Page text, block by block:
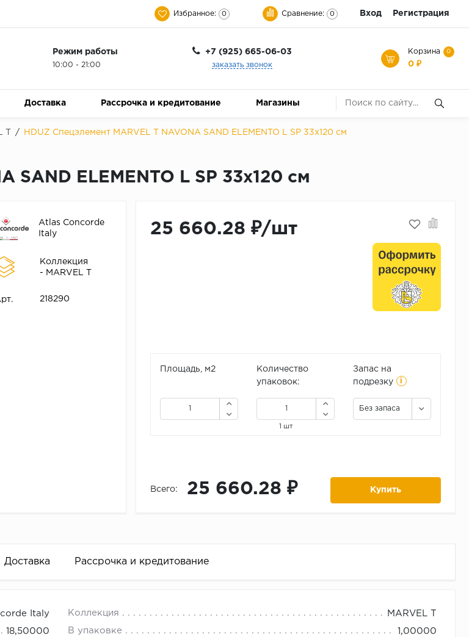
Избранное: 0 Сравнение: 0 Вход Регистрация
Режим работы
10:00 - 21:00
+7 (925) 665-06-03
заказать звонок
Корзина 0
0 ₽
Доставка Рассрочка и кредитование Магазины
T / HDUZ Спецэлемент MARVEL T NAVONA SAND ELEMENTO L SP 33x120 см
SAND ELEMENTO L SP 33x120 см
Atlas Concorde
Italy
Коллекция
- MARVEL T
218290
25 660.28 ₽/шт
Площадь, м2
Количество
упаковок:
1 шт
Запас на
подрезку
i
Без запаса
Всего: 25 660.28 ₽ Купить
Доставка Рассрочка и кредитование
Italy Коллекция MARVEL T
18,50000 В упаковке 1,00000